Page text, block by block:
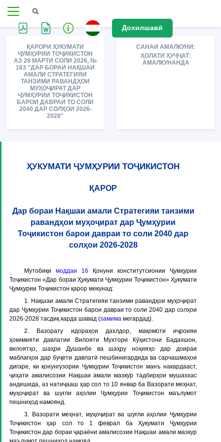
Дохилшавӣ
ҚАРОРИ ҲУКУМАТИ
ҶУМҲУРИИ ТОҶИКИСТОН
АЗ 28 МАРТИ СОЛИ 2026, №
163 "ДАР БОРАИ НАҚШАИ
АМАЛИ СТРАТЕГИЯИ
ТАНЗИМИ РАВАНДҲОИ
МУҲОҶИРАТ ДАР
ҶУМҲУРИИ ТОҶИКИСТОН
БАРОИ ДАВРАИ ТО СОЛИ
2040 ДАР СОЛҲОИ 2026-
2028"
САНАИ АМАЛКУНИ:
ҲОЛАТИ ҲУҶҶАТ:
АМАЛКУНАНДА
ҲУКУМАТИ ҶУМҲУРИИ ТОҶИКИСТОН
ҚАРОР
Дар бораи Нақшаи амали Стратегияи танзими
равандҳои муҳоҷират дар Ҷумҳурии
Тоҷикистон барои давраи то соли 2040 дар
солҳои 2026-2028
Мутобиқи моддаи 16 Қонуни конститутсионии Ҷумҳурии
Тоҷикистон «Дар бораи Ҳукумати Ҷумҳурии Тоҷикистон» Ҳукумати
Ҷумҳурии Тоҷикистон қарор мекунад:
1. Нақшаи амали Стратегияи танзими равандҳои муҳоҷират
дар Ҷумҳурии Тоҷикистон барои давраи то соли 2040 дар солҳои
2026-2028 тасдиқ карда шавад (замима мегардад).
2. Вазорату идораҳои дахлдор, мақомоти иҷроияи
ҳокимияти давлатии Вилояти Мухтори Кӯҳистони Бадахшон,
вилоятҳо, шаҳри Душанбе ва шаҳру ноҳияҳо дар доираи
маблағҳои дар буҷети давлатӣ пешбинигардида ва сарчашмаҳои
дигаре, ки қонунгузории Ҷумҳурии Тоҷикистон манъ накардааст,
ҷиҳати амалисозии Нақшаи амали мазкур тадбирҳои мушаххас
андешида, аз натиҷааш ҳар сол то 10 январ ба Вазорати меҳнат,
муҳоҷират ва шуғли аҳолии Ҷумҳурии Тоҷикистон маълумот
пешниҳод намоянд.
3. Вазорати меҳнат, муҳоҷират ва шуғли аҳолии Ҷумҳурии
Тоҷикистон ҳар сол то 1 феврал ба Ҳукумати Ҷумҳурии
Тоҷикистон дар бораи ҷараёни амалисозии Нақшаи амали мазкур